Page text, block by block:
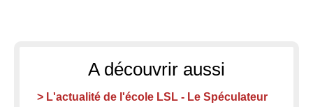
A découvrir aussi
> L'actualité de l'école LSL - Le Spéculateur